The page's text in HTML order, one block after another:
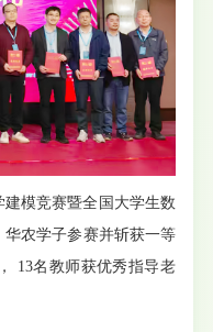
建模竞赛暨全国大学生数
农学子参赛并斩获一等
13名教师获优秀指导老